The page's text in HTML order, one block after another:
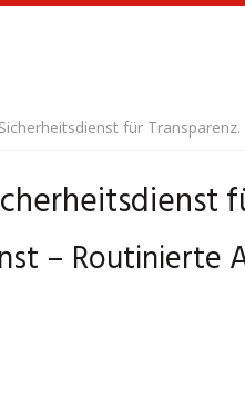
für Transparenz.
–